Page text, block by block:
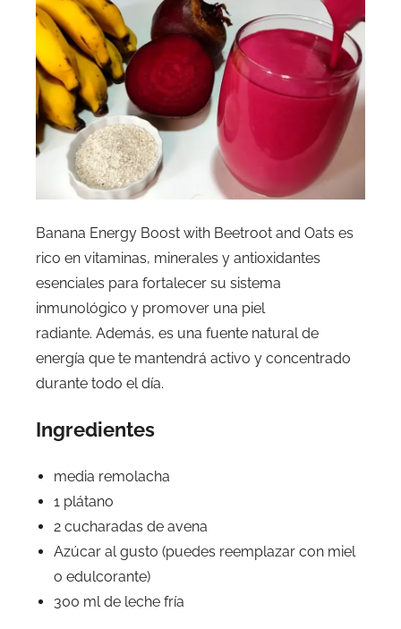
Banana Energy Boost with Beetroot and Oats es
rico en vitaminas, minerales y antioxidantes
esenciales para fortalecer su sistema
inmunológico y promover una piel
radiante. Además, es una fuente natural de
energía que te mantendrá activo y concentrado
durante todo el día.
Ingredientes
media remolacha
1 plátano
2 cucharadas de avena
Azúcar al gusto (puedes reemplazar con miel
o edulcorante)
300 ml de leche fría